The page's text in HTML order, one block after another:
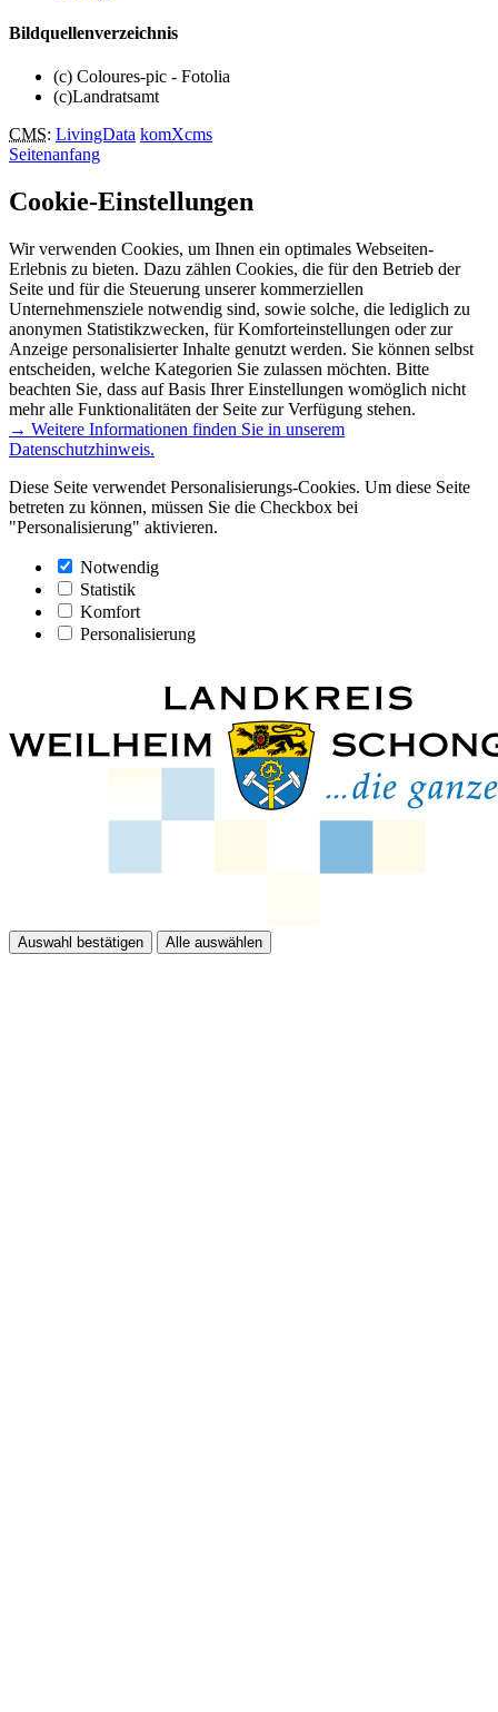
Bildquellenverzeichnis
(c) Coloures-pic - Fotolia
(c)Landratsamt
CMS: LivingData komXcms
Seitenanfang
Cookie-Einstellungen
Wir verwenden Cookies, um Ihnen ein optimales Webseiten-
Erlebnis zu bieten. Dazu zählen Cookies, die für den Betrieb der
Seite und für die Steuerung unserer kommerziellen
Unternehmensziele notwendig sind, sowie solche, die lediglich zu
anonymen Statistikzwecken, für Komforteinstellungen oder zur
Anzeige personalisierter Inhalte genutzt werden. Sie können selbst
entscheiden, welche Kategorien Sie zulassen möchten. Bitte
beachten Sie, dass auf Basis Ihrer Einstellungen womöglich nicht
mehr alle Funktionalitäten der Seite zur Verfügung stehen.
→ Weitere Informationen finden Sie in unserem
Datenschutzhinweis.
Diese Seite verwendet Personalisierungs-Cookies. Um diese Seite
betreten zu können, müssen Sie die Checkbox bei
"Personalisierung" aktivieren.
Notwendig
Statistik
Komfort
Personalisierung
Auswahl bestätigen Alle auswählen